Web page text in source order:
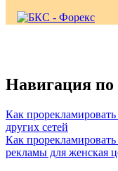
Навигация по
Как
других сетей
Как
рекламы для женская